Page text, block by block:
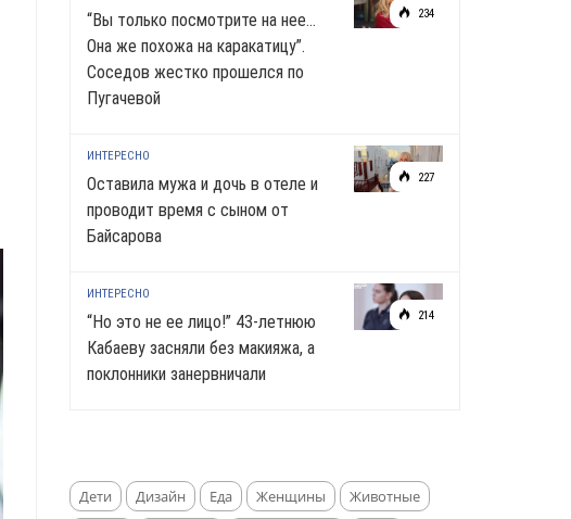
234
“Вы только посмотрите на нее…
Она же похожа на каракатицу”.
Соседов жестко прошелся по
Пугачевой
227
ИНТЕРЕСНО
Оставила мужа и дочь в отеле и
проводит время с сыном от
Байсарова
214
ИНТЕРЕСНО
“Но это не ее лицо!” 43-летнюю
Кабаеву засняли без макияжа, а
поклонники занервничали
Дети Дизайн Еда Женщины
Животные